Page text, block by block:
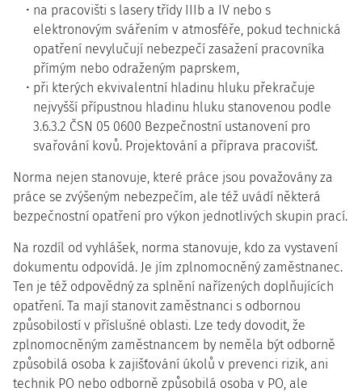
na pracovišti s lasery třídy IIIb a IV nebo s
elektronovým svářením v atmosféře, pokud technická
opatření nevylučují nebezpečí zasažení pracovníka
přímým nebo odraženým paprskem,
při kterých ekvivalentní hladinu hluku překračuje
nejvyšší přípustnou hladinu hluku stanovenou podle
3.6.3.2 ČSN 05 0600 Bezpečnostní ustanovení pro
svařování kovů. Projektování a příprava pracovišť.
Norma nejen stanovuje, které práce jsou považovány za
práce se zvýšeným nebezpečím, ale též uvádí některá
bezpečnostní opatření pro výkon jednotlivých skupin prací.
Na rozdíl od vyhlášek, norma stanovuje, kdo za vystavení
dokumentu odpovídá. Je jím zplnomocněný zaměstnanec.
Ten je též odpovědný za splnění nařízených doplňujících
opatření. Ta mají stanovit zaměstnanci s odbornou
způsobilostí v příslušné oblasti. Lze tedy dovodit, že
zplnomocněným zaměstnancem by neměla být odborně
způsobilá osoba k zajišťování úkolů v prevenci rizik, ani
technik PO nebo odborně způsobilá osoba v PO, ale